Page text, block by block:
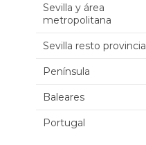
Sevilla y área
metropolitana
Sevilla resto provincia
Península
Baleares
Portugal